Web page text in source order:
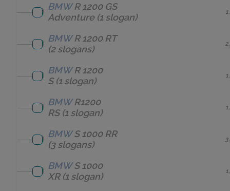
BMW R 1200 GS
Adventure(1 slogan)
BMW R 1200 RT
(2 slogans)
BMW R 1200
S(1 slogan)
BMW R1200
RS(1 slogan)
BMW S 1000 RR
(3 slogans)
BMW S 1000
XR(1 slogan)